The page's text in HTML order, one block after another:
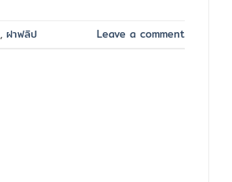
, ฝาฟลิป Leave a comment